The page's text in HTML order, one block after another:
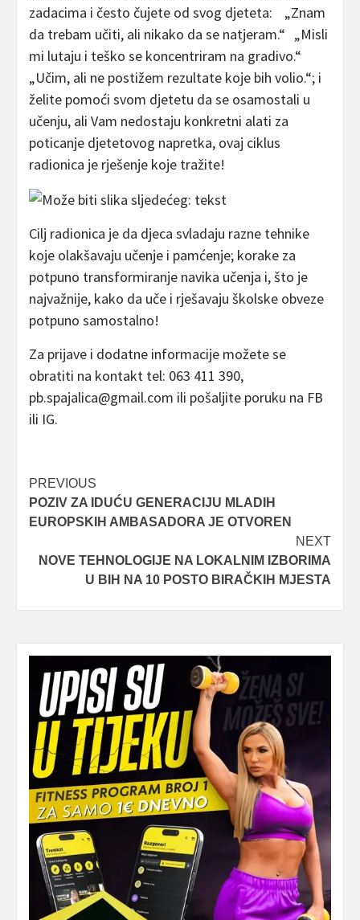
zadacima i često čujete od svog djeteta: „Znam
da trebam učiti, ali nikako da se natjeram.“ „Misli
mi lutaju i teško se koncentriram na gradivo.“
„Učim, ali ne postižem rezultate koje bih volio.“; i
želite pomoći svom djetetu da se osamostali u
učenju, ali Vam nedostaju konkretni alati za
poticanje djetetovog napretka, ovaj ciklus
radionica je rješenje koje tražite!
Cilj radionica je da djeca svladaju razne tehnike
koje olakšavaju učenje i pamćenje; korake za
potpuno transformiranje navika učenja i, što je
najvažnije, kako da uče i rješavaju školske obveze
potpuno samostalno!
Za prijave i dodatne informacije možete se
obratiti na kontakt tel: 063 411 390,
pb.spajalica@gmail.com ili pošaljite poruku na FB
ili IG.
Post
navigation
PREVIOUS
POZIV ZA IDUĆU GENERACIJU MLADIH
EUROPSKIH AMBASADORA JE OTVOREN
NEXT
NOVE TEHNOLOGIJE NA LOKALNIM IZBORIMA
U BIH NA 10 POSTO BIRAČKIH MJESTA